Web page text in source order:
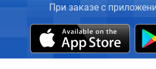
При заказе с